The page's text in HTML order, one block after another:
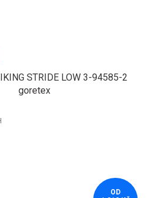
STRIDE LOW 3-94585-2
goretex
OD